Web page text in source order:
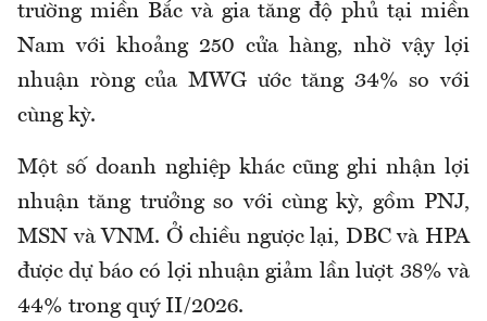
trường miền Bắc và gia tăng độ phủ tại miền
Nam với khoảng 250 cửa hàng, nhờ vậy lợi
nhuận ròng của MWG ước tăng 34% so với
cùng kỳ.
Một số doanh nghiệp khác cũng ghi nhận lợi
nhuận tăng trưởng so với cùng kỳ, gồm PNJ,
MSN và VNM. Ở chiều ngược lại, DBC và HPA
được dự báo có lợi nhuận giảm lần lượt 38% và
44% trong quý II/2026.